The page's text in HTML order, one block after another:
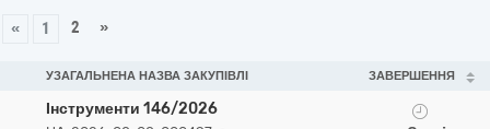
« 1 2 »
УЗАГАЛЬНЕНА НАЗВА ЗАКУПІВЛІ ЗАВЕРШЕННЯ
Інструменти 146/2026